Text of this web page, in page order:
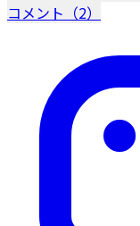
コメント（2）